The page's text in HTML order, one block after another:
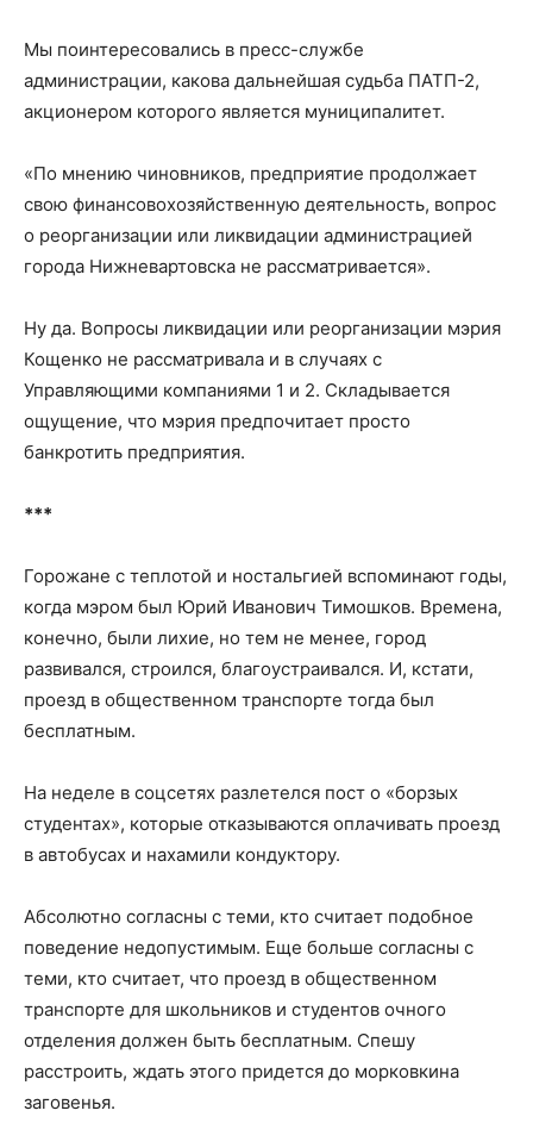
Мы поинтересовались в пресс-службе
администрации, какова дальнейшая судьба ПАТП-2,
акционером которого является муниципалитет.
«По мнению чиновников, предприятие продолжает
свою финансовохозяйственную деятельность, вопрос
о реорганизации или ликвидации администрацией
города Нижневартовска не рассматривается».
Ну да. Вопросы ликвидации или реорганизации мэрия
Кощенко не рассматривала и в случаях с
Управляющими компаниями 1 и 2. Складывается
ощущение, что мэрия предпочитает просто
банкротить предприятия.
***
Горожане с теплотой и ностальгией вспоминают годы,
когда мэром был Юрий Иванович Тимошков. Времена,
конечно, были лихие, но тем не менее, город
развивался, строился, благоустраивался. И, кстати,
проезд в общественном транспорте тогда был
бесплатным.
На неделе в соцсетях разлетелся пост о «борзых
студентах», которые отказываются оплачивать проезд
в автобусах и нахамили кондуктору.
Абсолютно согласны с теми, кто считает подобное
поведение недопустимым. Еще больше согласны с
теми, кто считает, что проезд в общественном
транспорте для школьников и студентов очного
отделения должен быть бесплатным. Спешу
расстроить, ждать этого придется до морковкина
заговенья.